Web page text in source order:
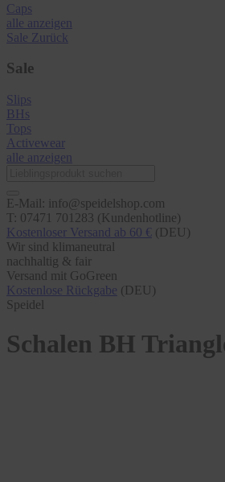
Caps
alle anzeigen
Sale Zurück
Sale
Slips
BHs
Tops
Activewear
alle anzeigen
E-Mail: info@speidelshop.com
T: 07471 701283 (Kundenhotline)
Kostenloser Versand ab 60 € (DEU)
Wir sind klimaneutral
nachhaltig & fair
Versand mit GoGreen
Kostenlose Rückgabe (DEU)
Speidel
Schalen BH